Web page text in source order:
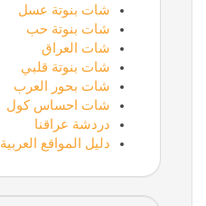
شات بنوتة عسل
شات بنوتة حب
شات العراق
شات بنوتة قلبي
شات بحور العرب
شات احساس كول
دردشة عراقنا
دليل المواقع العربية